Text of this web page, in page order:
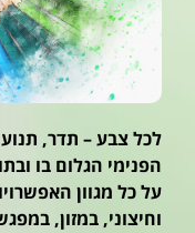
לכל צבע – תדר,
הפנימי הגלום בו
על כל מגוון
וחיצוני, במזון,